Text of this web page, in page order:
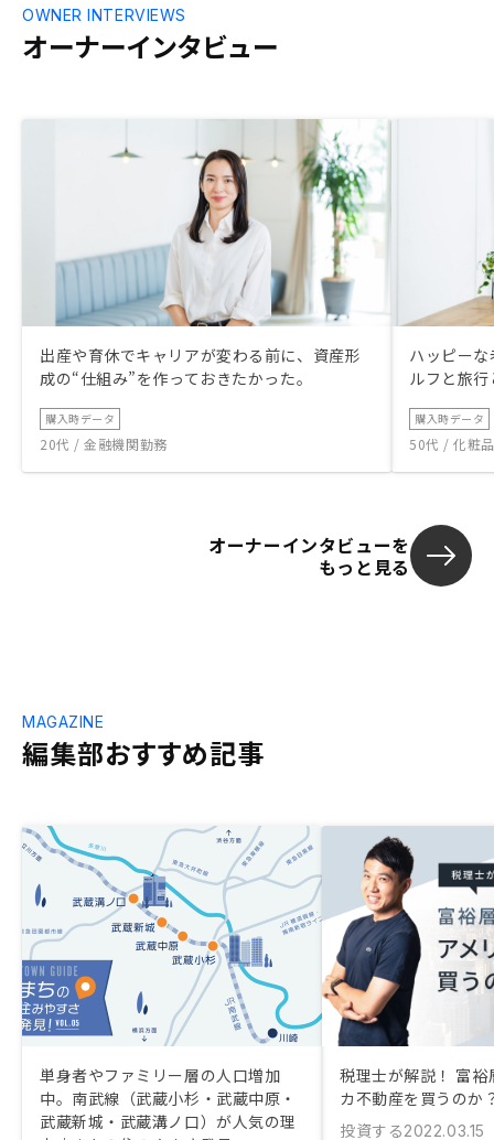
オーナーインタビュー
OWNER INTERVIEWS
出産や育休でキャリアが変わる前に、資産形
成の“仕組み”を作っておきたかった。
購入時データ
20代 / 金融機関勤務
ハッピー
ルフと旅
購入時データ
50代 / 化粧
オーナーインタビューを
もっと見る
編集部おすすめ記事
MAGAZINE
単身者やファミリー層の人口増加
中。南武線（武蔵小杉・武蔵中原・
武蔵新城・武蔵溝ノ口）が人気の理
税理士が解説！ 富裕
カ不動産を買うのか
投資する2022.03.15